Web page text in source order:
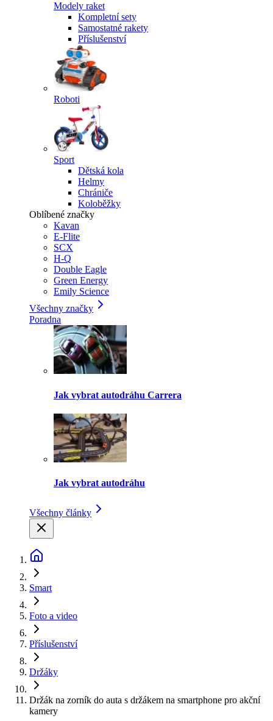
Modely raket
Kompletní sety
Samostatné rakety
Příslušenství
Roboti
Sport
Dětská kola
Helmy
Chrániče
Koloběžky
Oblíbené značky
Kavan
E-Flite
SCX
H-Q
Double Eagle
Green Energy
Emily Science
Všechny značky
Poradna
Jak vybrat autodráhu Carrera
Jak vybrat autodráhu
Všechny články
Smart
Foto a video
Příslušenství
Držáky
Držák na zorník do auta s držákem na smartphone pro akční
kamery